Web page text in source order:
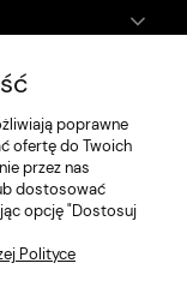
poprawne
ofertę do Twoich
przez nas
dostosować
opcję "Dostosuj
Polityce